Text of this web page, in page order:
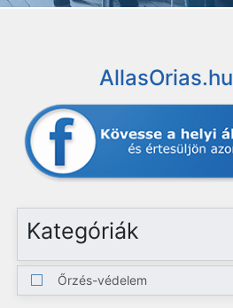
AllasOrias.hu
Kategóriák
Őrzés-védelem